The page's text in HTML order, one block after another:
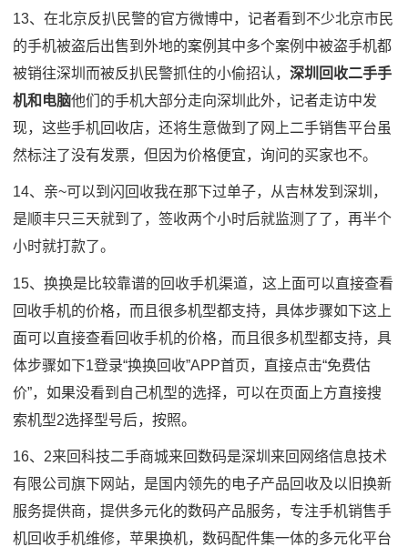
13、在北京反扒民警的官方微博中，记者看到不少北京市民
的手机被盗后出售到外地的案例其中多个案例中被盗手机都
被销往深圳而被反扒民警抓住的小偷招认， 深圳回收二手手
机和电脑他们的手机大部分走向深圳此外，记者走访中发
现，这些手机回收店，还将生意做到了网上二手销售平台虽
然标注了没有发票，但因为价格便宜，询问的买家也不。
14、亲~可以到闪回收我在那下过单子，从吉林发到深圳，
是顺丰只三天就到了，签收两个小时后就监测了了，再半个
小时就打款了。
15、换换是比较靠谱的回收手机渠道，这上面可以直接查看
回收手机的价格，而且很多机型都支持，具体步骤如下这上
面可以直接查看回收手机的价格，而且很多机型都支持，具
体步骤如下1登录“换换回收”APP首页，直接点击“免费估
价”，如果没看到自己机型的选择，可以在页面上方直接搜
索机型2选择型号后，按照。
16、2来回科技二手商城来回数码是深圳来回网络信息技术
有限公司旗下网站，是国内领先的电子产品回收及以旧换新
服务提供商，提供多元化的数码产品服务，专注手机销售手
机回收手机维修，苹果换机，数码配件集一体的多元化平台